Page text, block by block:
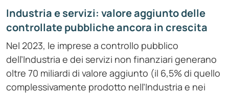
Industria e servizi: valore aggiunto delle
controllate pubbliche ancora in crescita
Nel 2023, le imprese a controllo pubblico
dell’Industria e dei servizi non finanziari generano
oltre 70 miliardi di valore aggiunto (il 6,5% di quello
complessivamente prodotto nell’Industria e nei